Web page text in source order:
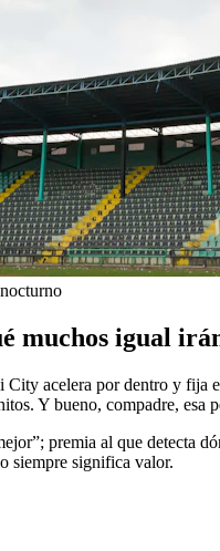
muchos igual
acelera por dentro y
Y bueno, compadre, esa
premia al que detecta
siempre significa valor.